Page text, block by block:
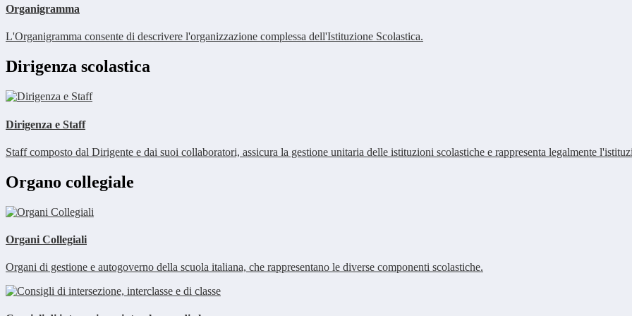
Organigramma
L'Organigramma consente di descrivere l'organizzazione complessa dell'Istituzione Scolastica.
Dirigenza scolastica
Dirigenza e Staff
Staff composto dal Dirigente e dai suoi collaboratori, assicura la gestione unitaria delle istituzioni scolastiche e rappresenta legalmente
Organo collegiale
Organi Collegiali
Organi di gestione e autogoverno della scuola italiana, che rappresentano le diverse componenti scolastiche.